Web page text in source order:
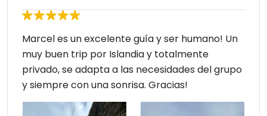
Marcel es un excelente guía y ser humano! Un
muy buen trip por Islandia y totalmente
privado, se adapta a las necesidades del grupo
y siempre con una sonrisa. Gracias!